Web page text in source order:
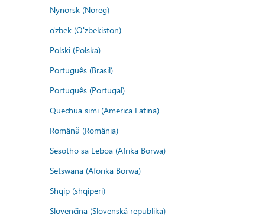
Nynorsk (Noreg)
o'zbek (O'zbekiston)
Polski (Polska)
Português (Brasil)
Português (Portugal)
Quechua simi (America Latina)
Română (România)
Sesotho sa Leboa (Afrika Borwa)
Setswana (Aforika Borwa)
Shqip (shqipëri)
Slovenčina (Slovenská republika)